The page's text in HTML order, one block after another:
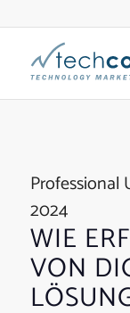
Professional
2024
WIE
VON